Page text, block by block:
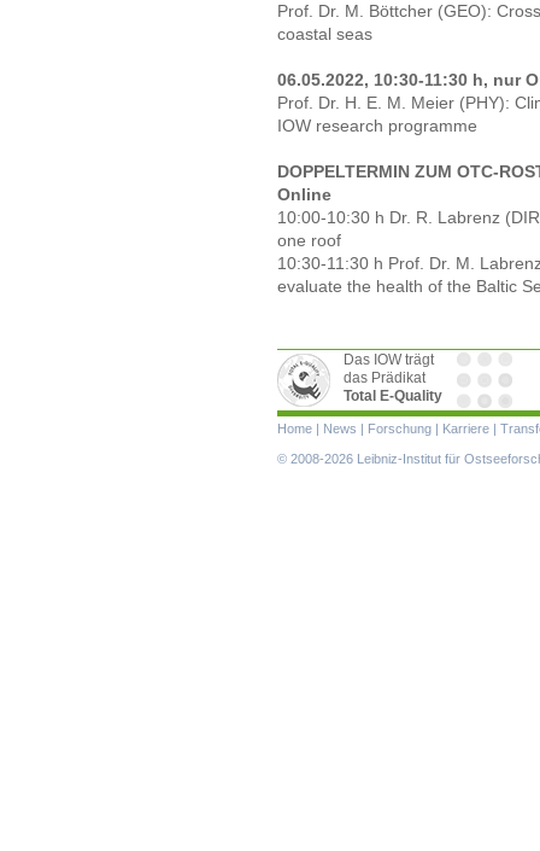
Prof. Dr. M. Böttcher (GEO):
coastal seas
06.05.2022, 10:30-11:30 h, nur
Prof. Dr. H. E. M. Meier (PHY):
IOW research programme
DOPPELTERMIN ZUM OTC-
Online
10:00-10:30 h Dr. R. Labrenz
one roof
10:30-11:30 h Prof. Dr. M.
evaluate the health of the Baltic
Das IOW trägt
das Prädikat
Total E-Quality
Navigation
überspringen
Home | News | Forschung | Karriere |
© 2008-2026 Leibniz-Institut für